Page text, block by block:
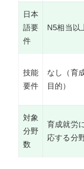
日本
語要
件
N5相当以
技能
要件
なし（育
目的）
対象
分野
数
育成就労
応する分